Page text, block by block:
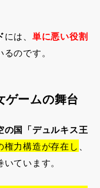
には、 単に悪い役割
のです。
ゲームの舞台
の国「デュルキス王
権力構造が存在し
いています。